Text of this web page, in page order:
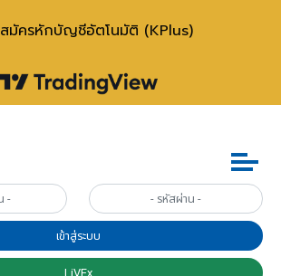
สมัครหักบัญชีอัตโนมัติ (KPlus)